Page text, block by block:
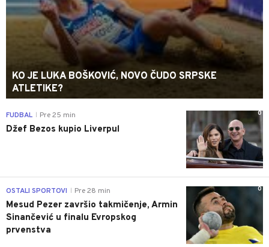
KO JE LUKA BOŠKOVIĆ, NOVO ČUDO SRPSKE
ATLETIKE?
0
FUDBAL Pre 25 min
Džef Bezos kupio Liverpul
0
OSTALI SPORTOVI Pre 28 min
Mesud Pezer završio takmičenje, Armin
Sinančević u finalu Evropskog
prvenstva